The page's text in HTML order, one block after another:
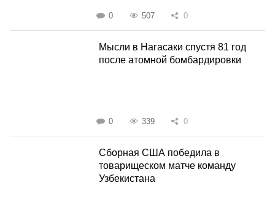
0 507 0
Мысли в Нагасаки спустя 81 год
после атомной бомбардировки
0 339 0
Сборная США победила в
товарищеском матче команду
Узбекистана